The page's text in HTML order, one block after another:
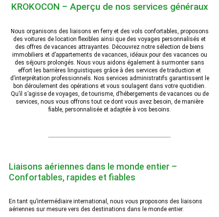
KROKOCON – Aperçu de nos services généraux
Nous organisons des liaisons en ferry et des vols confortables, proposons
des voitures de location flexibles ainsi que des voyages personnalisés et
des offres de vacances attrayantes. Découvrez notre sélection de biens
immobiliers et d’appartements de vacances, idéaux pour des vacances ou
des séjours prolongés. Nous vous aidons également à surmonter sans
effort les barrières linguistiques grâce à des services de traduction et
d’interprétation professionnels. Nos services administratifs garantissent le
bon déroulement des opérations et vous soulagent dans votre quotidien.
Qu’il s’agisse de voyages, de tourisme, d’hébergements de vacances ou de
services, nous vous offrons tout ce dont vous avez besoin, de manière
fiable, personnalisée et adaptée à vos besoins.
Liaisons aériennes dans le monde entier –
Confortables, rapides et fiables
En tant qu’intermédiaire international, nous vous proposons des liaisons
aériennes sur mesure vers des destinations dans le monde entier.